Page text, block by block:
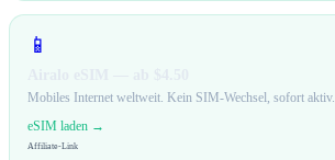
📱
Mobiles Internet weltweit. Kein SIM-Wechsel, sofort aktiv.
eSIM laden →
Affiliate-Link